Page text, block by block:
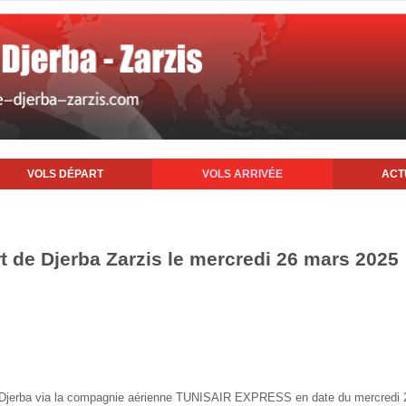
VOLS DÉPART VOLS ARRIVÉE
de Djerba Zarzis le mercredi 26 mars 2025
via la compagnie aérienne TUNISAIR EXPRESS en date du mercredi